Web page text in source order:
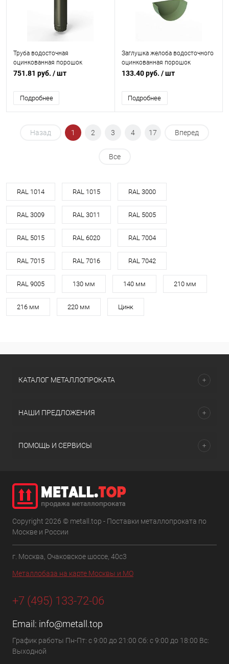
Труба водосточная
оцинкованная порошок
ф150х1250мм RAL 6008
751.81 руб. / шт
Подробнее
Заглушка желоба водосточного
оцинкованная порошок
ф120мм RAL 6021
133.40 руб. / шт
Подробнее
Назад 1 2 3 4 17 Вперед
Все
RAL 1014 RAL 1015 RAL 3000
RAL 3009 RAL 3011 RAL 5005
RAL 5015 RAL 6020 RAL 7004
RAL 7015 RAL 7016 RAL 7042
RAL 9005 130 мм 140 мм 210 мм
216 мм 220 мм Цинк
КАТАЛОГ МЕТАЛЛОПРОКАТА
НАШИ ПРЕДЛОЖЕНИЯ
ПОМОЩЬ И СЕРВИСЫ
Copyright 2026 © metall.top - Поставки металлопроката по
Москве и России
г. Москва, Очаковское шоссе, 40с3
Металлобаза на карте Москвы и МО
+7 (495) 133-72-06
Email: info@metall.top
График работы Пн-Пт: с 9:00 до 21:00 Сб: с 9:00 до 18:00 Вс:
Выходной